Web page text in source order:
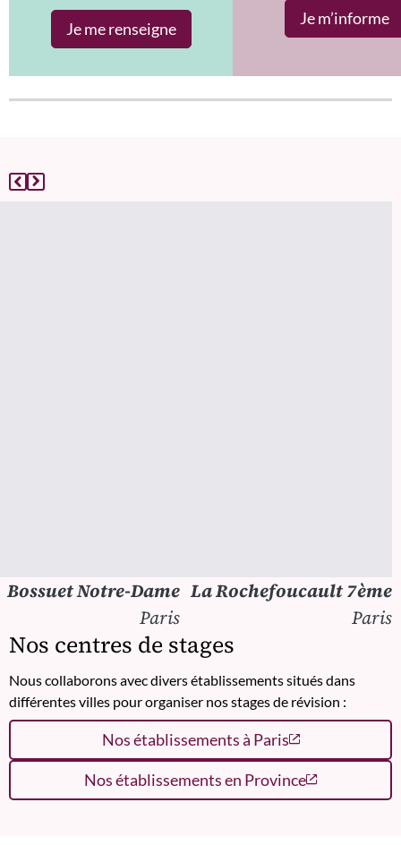
Je me renseigne
Je m’informe
La Rochefoucault 7ème
Paris
Bossuet Notre-Dame
Paris
Nos centres de stages
Nous collaborons avec divers établissements situés dans
différentes villes pour organiser nos stages de révision :
Nos établissements à Paris
Nos établissements en Province